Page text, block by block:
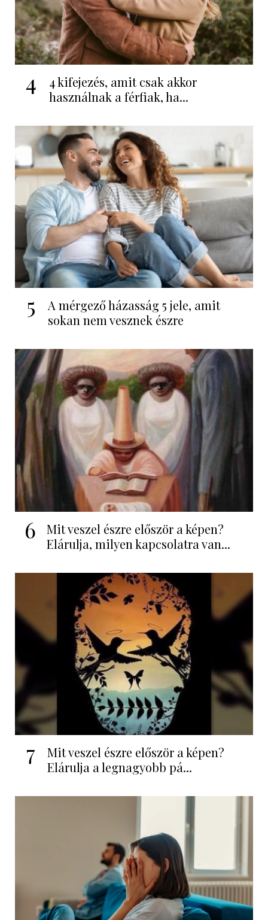
4
4 kifejezés, amit csak akkor
használnak a férfiak, ha...
5
A mérgező házasság 5 jele, amit
sokan nem vesznek észre
6
Mit veszel észre először a képen?
Elárulja, milyen kapcsolatra van...
7
Mit veszel észre először a képen?
Elárulja a legnagyobb pá...